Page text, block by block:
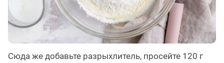
Сюда же добавьте разрыхлитель, просейте 120 г